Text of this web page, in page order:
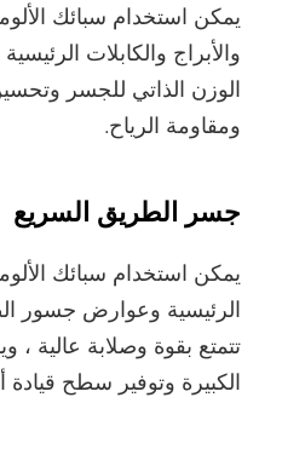
يمكن استخدام سبائك
والأبراج والكابلات
الوزن الذاتي للجسر
ومقاومة الرياح.
جسر الطريق السريع
يمكن استخدام سبائك
الرئيسية وعوارض جسور
تتمتع بقوة وصلابة عالية ،
الكبيرة وتوفير سطح